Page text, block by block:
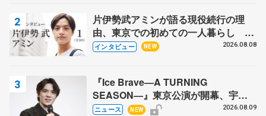
片伊勢武アミンが語る現役続行の理
由、東京での初めての一人暮らし 注
目スケーターの「今」に迫る
インタビュー NEW 2026.08.08
『Ice Brave―A TURNING
SEASON―』東京公演が開幕、宇野
昌磨の『Ice Brave』にかける思いを
ニュース NEW 2026.08.09